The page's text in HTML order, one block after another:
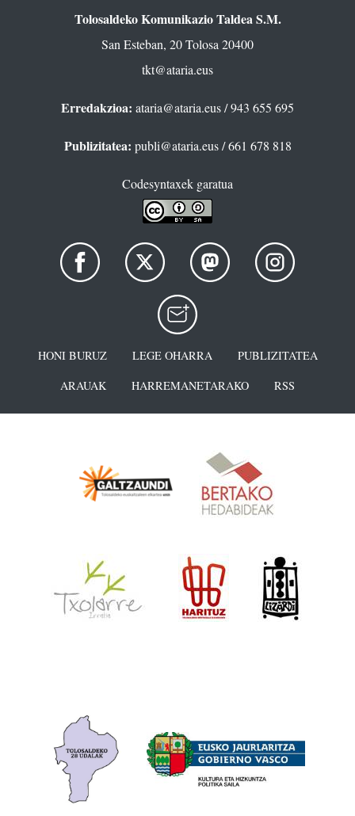
Tolosaldeko Komunikazio Taldea S.M.
San Esteban, 20 Tolosa 20400
tkt@ataria.eus
Erredakzioa: ataria@ataria.eus/ 943 655 695
Publizitatea: publi@ataria.eus/ 661 678 818
Codesyntaxek garatua
HONI BURUZ LEGE OHARRA
PUBLIZITATEA
ARAUAK
HARREMANETARAKO RSS